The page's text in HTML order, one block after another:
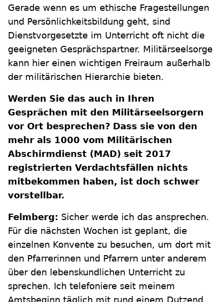
Gerade wenn es um ethische Fragestellungen
und Persönlichkeitsbildung geht, sind
Dienstvorgesetzte im Unterricht oft nicht die
geeigneten Gesprächspartner. Militärseelsorge
kann hier einen wichtigen Freiraum außerhalb
der militärischen Hierarchie bieten.
Werden Sie das auch in Ihren
Gesprächen mit den Militärseelsorgern
vor Ort besprechen? Dass sie von den
mehr als 1000 vom Militärischen
Abschirmdienst (MAD) seit 2017
registrierten Verdachtsfällen nichts
mitbekommen haben, ist doch schwer
vorstellbar.
Felmberg: Sicher werde ich das ansprechen.
Für die nächsten Wochen ist geplant, die
einzelnen Konvente zu besuchen, um dort mit
den Pfarrerinnen und Pfarrern unter anderem
über den lebenskundlichen Unterricht zu
sprechen. Ich telefoniere seit meinem
Amtsbeginn täglich mit rund einem Dutzend